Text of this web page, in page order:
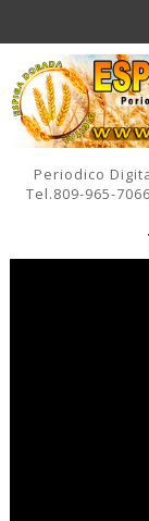
Periodico
Tel.809-965-